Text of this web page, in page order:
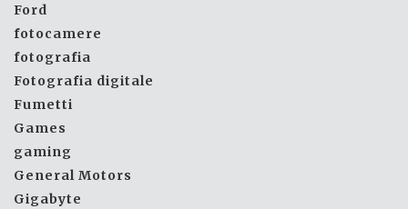
Ford
fotocamere
fotografia
Fotografia digitale
Fumetti
Games
gaming
General Motors
Gigabyte